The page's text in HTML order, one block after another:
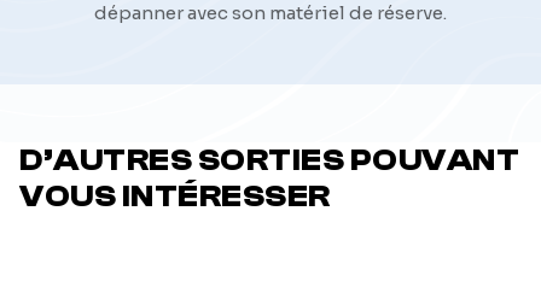
dépanner avec son matériel de réserve.
D’AUTRES SORTIES POUVANT
VOUS INTÉRESSER